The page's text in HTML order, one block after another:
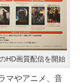
HD画質配信を開始
マやアニメ、音